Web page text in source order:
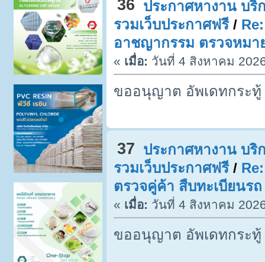
36 ประกาศหางาน บริ
รวมเว็บประกาศฟรี/
อาชญากรรม ตรวจหมา
« เมื่อ: วันที่ 4 สิงหาคม
ขออนุญาต อัพเดทกระทู้
37 ประกาศหางาน บริ
รวมเว็บประกาศฟรี/
ตรวจคู่ค้า สืบทะเบียนร
« เมื่อ: วันที่ 4 สิงหาคม
ขออนุญาต อัพเดทกระทู้